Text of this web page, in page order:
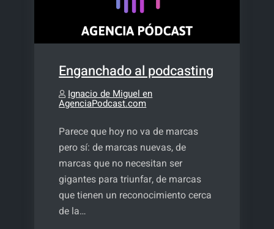
Enganchado al podcasting
Ignacio de Miguel en
AgenciaPodcast.com
Parece que hoy no va de marcas
pero sí: de marcas nuevas, de
marcas que no necesitan ser
gigantes para triunfar, de marcas
que tienen un reconocimiento cerca
de la…